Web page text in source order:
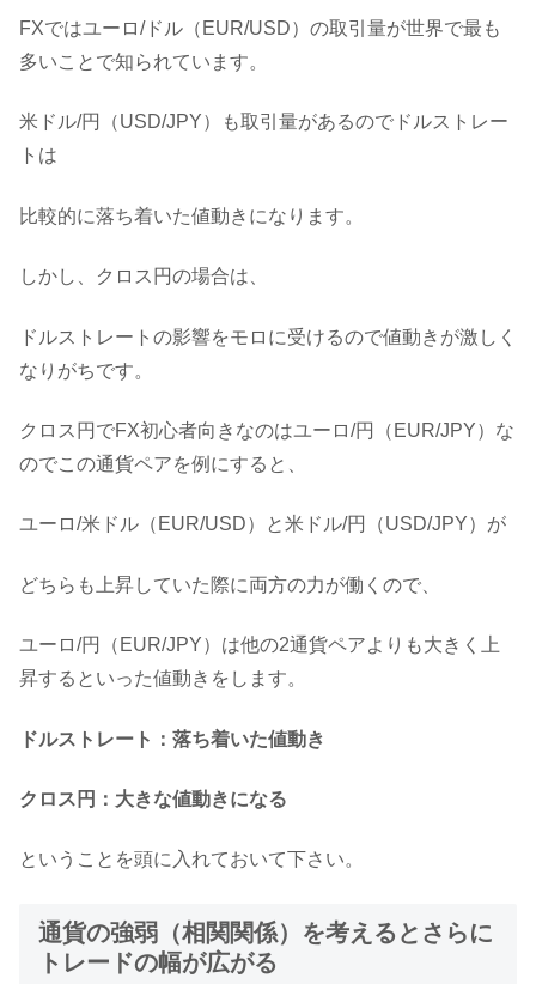
FXではユーロ/ドル（EUR/USD）の取引量が世界で最も
多いことで知られています。
米ドル/円（USD/JPY）も取引量があるのでドルストレー
トは
比較的に落ち着いた値動きになります。
しかし、クロス円の場合は、
ドルストレートの影響をモロに受けるので値動きが激しく
なりがちです。
クロス円でFX初心者向きなのはユーロ/円（EUR/JPY）な
のでこの通貨ペアを例にすると、
ユーロ/米ドル（EUR/USD）と米ドル/円（USD/JPY）が
どちらも上昇していた際に両方の力が働くので、
ユーロ/円（EUR/JPY）は他の2通貨ペアよりも大きく上
昇するといった値動きをします。
ドルストレート：落ち着いた値動き
クロス円：大きな値動きになる
ということを頭に入れておいて下さい。
通貨の強弱（相関関係）を考えるとさらに
トレードの幅が広がる